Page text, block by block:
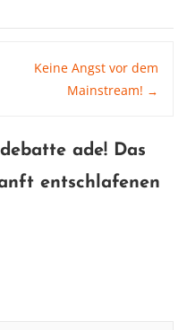
Keine Angst vor dem
Mainstream! →
ade! Das
entschlafenen